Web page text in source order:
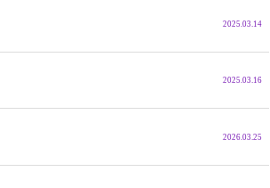
2025.03.14
2025.03.16
2026.03.25